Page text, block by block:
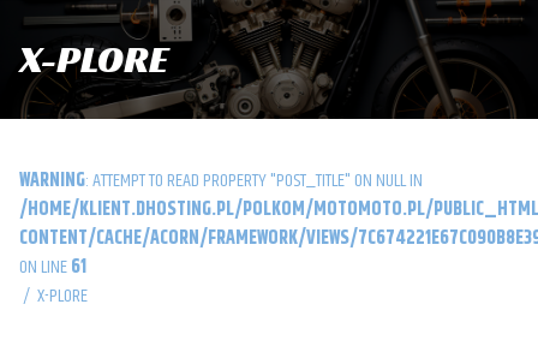
X-PLORE
WARNING : ATTEMPT TO READ PROPERTY "POST_TITLE" ON NULL IN
/HOME/KLIENT.DHOSTING.PL/POLKOM/MOTOMOTO.PL/
CONTENT/CACHE/ACORN/FRAMEWORK/VIEWS/
ON LINE61
/ X-PLORE